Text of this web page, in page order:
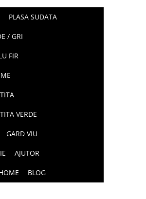
PLASA SUDATA
/ GRI
FIR
VERDE
GARD VIU
AJUTOR
BLOG